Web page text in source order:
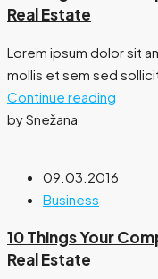
Real Estate
Lorem ipsum dolor sit
mollis et sem sed
Continue reading
by Snežana
09.03.2016
Business
10 Things Your
Real Estate